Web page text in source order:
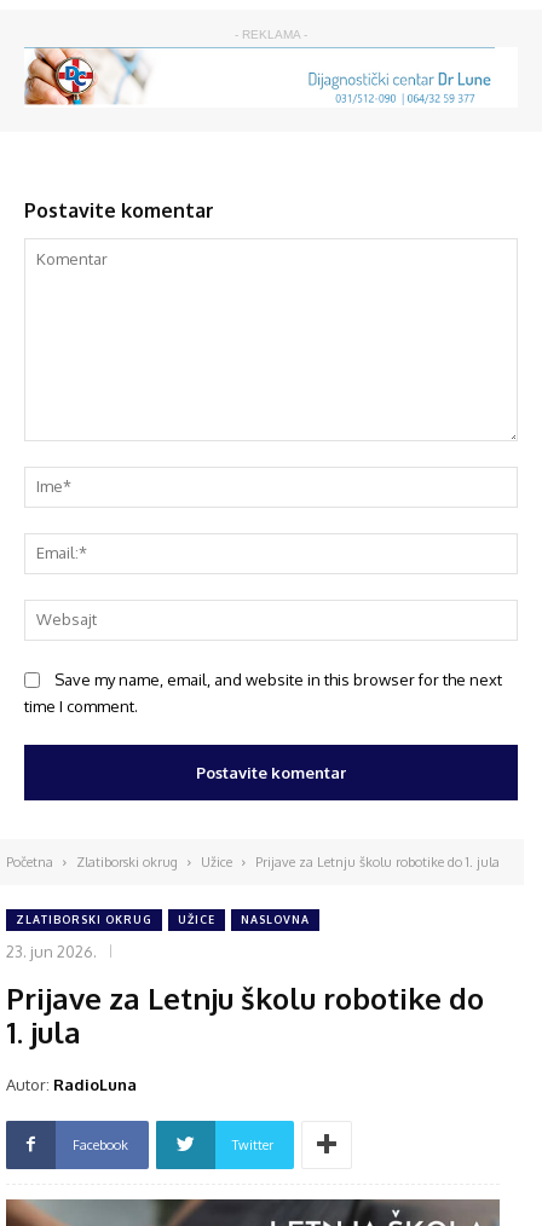
- REKLAMA -
Postavite komentar
Save my name, email, and website in this browser for the next
time I comment.